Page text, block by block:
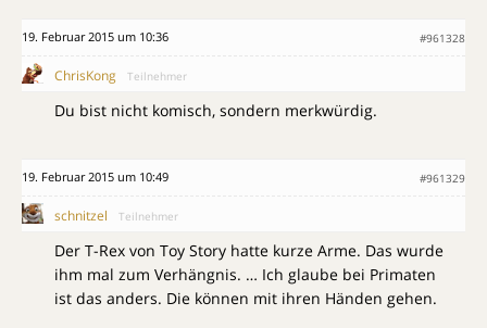
19. Februar 2015 um 10:36 #961328
ChrisKong Teilnehmer
Du bist nicht komisch, sondern merkwürdig.
19. Februar 2015 um 10:49 #961329
schnitzel Teilnehmer
Der T-Rex von Toy Story hatte kurze Arme. Das wurde
ihm mal zum Verhängnis. … Ich glaube bei Primaten
ist das anders. Die können mit ihren Händen gehen.